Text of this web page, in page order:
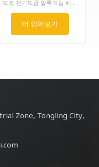
모조 전기도금 알루미늄 페이스트는 특수 연삭 기술을 사용하여 제작되었습니다. 이 페이스트는 매우 매끄러운 표면, 우수한 방향 정렬, 뛰어난 평탄도 및 표면 피복성을 갖추고 있습니다.
더 읽어보기
Zone, Tongling City,